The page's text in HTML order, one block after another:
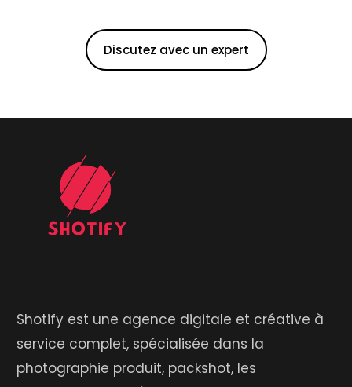
Discutez avec un expert
Shotify est une agence digitale et créative à
service complet, spécialisée dans la
photographie produit, packshot, les